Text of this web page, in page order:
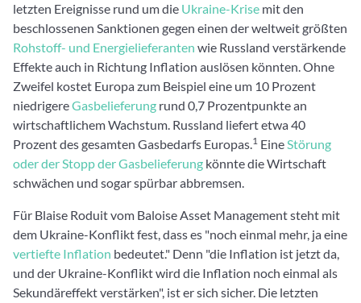
letzten Ereignisse rund um die Ukraine-Krise mit den
beschlossenen Sanktionen gegen einen der weltweit größten
Rohstoff- und Energielieferanten wie Russland verstärkende
Effekte auch in Richtung Inflation auslösen könnten. Ohne
Zweifel kostet Europa zum Beispiel eine um 10 Prozent
niedrigereGasbelieferung rund 0,7 Prozentpunkte an
wirtschaftlichem Wachstum. Russland liefert etwa 40
Prozent des gesamten Gasbedarfs Europas.1 EineStörung
oder der Stopp der Gasbelieferung könnte die Wirtschaft
schwächen und sogar spürbar abbremsen.
Für Blaise Roduit vom Baloise Asset Management steht mit
dem Ukraine-Konflikt fest, dass es "noch einmal mehr, ja eine
vertiefte Inflation bedeutet." Denn "die Inflation ist jetzt da,
und der Ukraine-Konflikt wird die Inflation noch einmal als
Sekundäreffekt verstärken", ist er sich sicher. Die letzten